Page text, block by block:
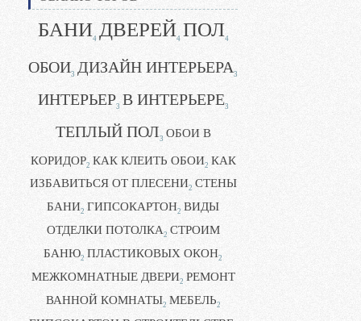
БАНИ4 ДВЕРЕЙ4 ПОЛ4
ОБОИ3 ДИЗАЙН ИНТЕРЬЕРА3
ИНТЕРЬЕР3 В ИНТЕРЬЕРЕ3
ТЕПЛЫЙ ПОЛ3 ОБОИ В
КОРИДОР2 КАК КЛЕИТЬ ОБОИ2 КАК
ИЗБАВИТЬСЯ ОТ ПЛЕСЕНИ2 СТЕНЫ
БАНИ2 ГИПСОКАРТОН2 ВИДЫ
ОТДЕЛКИ ПОТОЛКА2 СТРОИМ
БАНЮ2 ПЛАСТИКОВЫХ ОКОН2
МЕЖКОМНАТНЫЕ ДВЕРИ2 РЕМОНТ
ВАННОЙ КОМНАТЫ2 МЕБЕЛЬ2